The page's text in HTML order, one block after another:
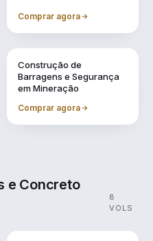
Comprar agora
Construção de
Barragens e Segurança
em Mineração
Comprar agora
e Concreto
8
VOLS